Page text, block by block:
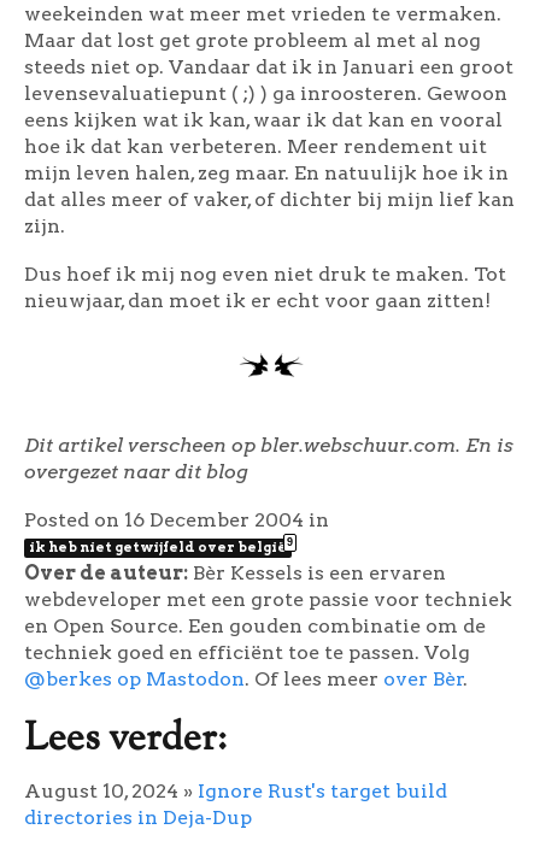
weekeinden wat meer met vrieden te vermaken.
Maar dat lost get grote probleem al met al nog
steeds niet op. Vandaar dat ik in Januari een groot
levensevaluatiepunt ( ;) ) ga inroosteren. Gewoon
eens kijken wat ik kan, waar ik dat kan en vooral
hoe ik dat kan verbeteren. Meer rendement uit
mijn leven halen, zeg maar. En natuulijk hoe ik in
dat alles meer of vaker, of dichter bij mijn lief kan
zijn.
Dus hoef ik mij nog even niet druk te maken. Tot
nieuwjaar, dan moet ik er echt voor gaan zitten!
Dit artikel verscheen op bler.webschuur.com. En is
overgezet naar dit blog
Posted on 16 December 2004 in
ik heb niet getwijfeld over belgië9
Over de auteur: Bèr Kessels is een ervaren
webdeveloper met een grote passie voor techniek
en Open Source. Een gouden combinatie om de
techniek goed en efficiënt toe te passen. Volg
@berkes op Mastodon. Of lees meer over Bèr.
Lees verder:
August 10, 2024 » Ignore Rust's target build
directories in Deja-Dup